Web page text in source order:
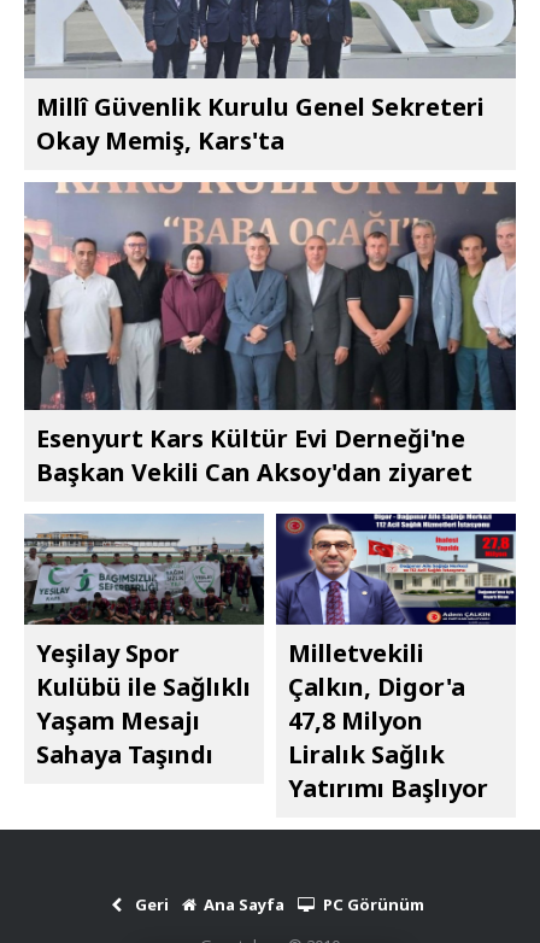
Millî Güvenlik Kurulu Genel Sekreteri
Okay Memiş, Kars'ta
Esenyurt Kars Kültür Evi Derneği'ne
Başkan Vekili Can Aksoy'dan ziyaret
Yeşilay Spor
Kulübü ile Sağlıklı
Yaşam Mesajı
Sahaya Taşındı
Milletvekili
Çalkın, Digor'a
47,8 Milyon
Liralık Sağlık
Yatırımı Başlıyor
Geri Ana Sayfa
PC Görünüm